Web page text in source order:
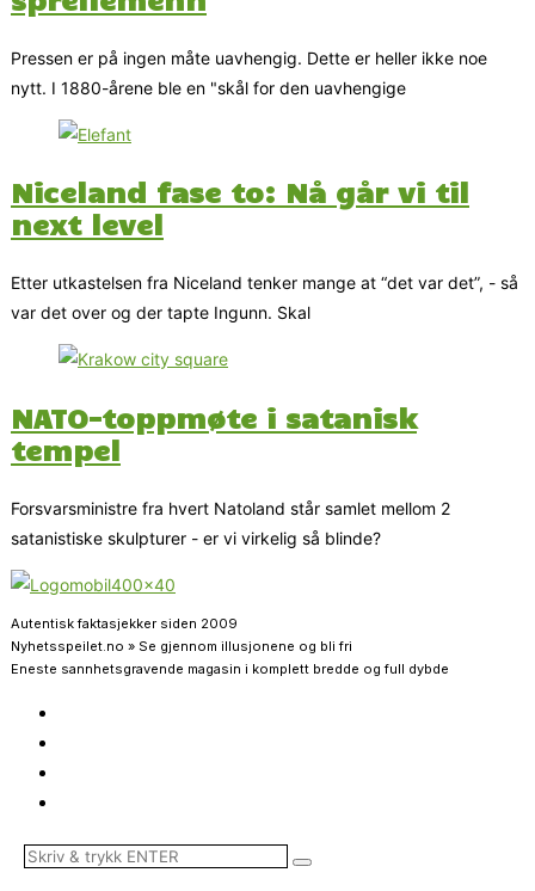
Pressen er på ingen måte uavhengig. Dette er heller ikke noe
nytt. I 1880-årene ble en "skål for den uavhengige
Niceland fase to: Nå går vi til
next level
Etter utkastelsen fra Niceland tenker mange at “det var det”, - så
var det over og der tapte Ingunn. Skal
NATO-toppmøte i satanisk
tempel
Forsvarsministre fra hvert Natoland står samlet mellom 2
satanistiske skulpturer - er vi virkelig så blinde?
Autentisk faktasjekker siden 2009
Nyhetsspeilet.no » Se gjennom illusjonene og bli fri
Eneste sannhetsgravende magasin i komplett bredde og full dybde